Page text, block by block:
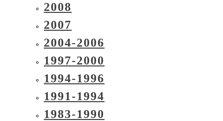
2008
2007
2004-2006
1997-2000
1994-1996
1991-1994
1983-1990